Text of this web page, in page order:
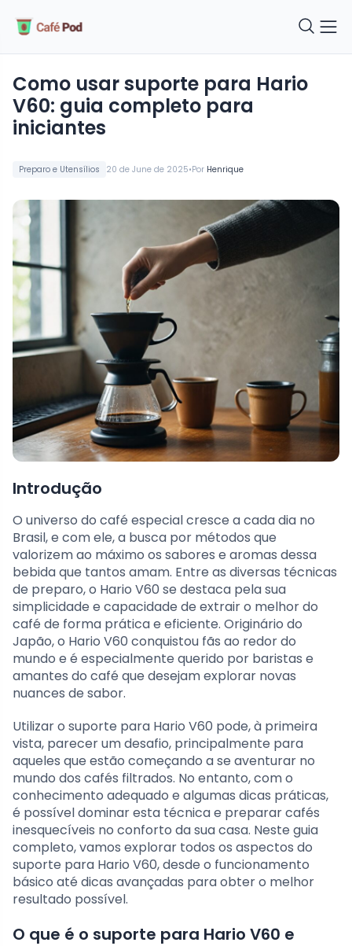
Preparo e Utensílios 20 de June de 2025•Por Henrique
como usar suporte para Hario
V60: guia completo para
iniciantes
Introdução
O universo do café especial cresce a cada dia no
Brasil, e com ele, a busca por métodos que
valorizem ao máximo os sabores e aromas dessa
bebida que tantos amam. Entre as diversas técnicas
de preparo, o Hario V60 se destaca pela sua
simplicidade e capacidade de extrair o melhor do
café de forma prática e eficiente. Originário do
Japão, o Hario V60 conquistou fãs ao redor do
mundo e é especialmente querido por baristas e
amantes do café que desejam explorar novas
nuances de sabor.
Utilizar o suporte para Hario V60 pode, à primeira
vista, parecer um desafio, principalmente para
aqueles que estão começando a se aventurar no
mundo dos cafés filtrados. No entanto, com o
conhecimento adequado e algumas dicas práticas,
é possível dominar esta técnica e preparar cafés
inesquecíveis no conforto da sua casa. Neste guia
completo, vamos explorar todos os aspectos do
suporte para Hario V60, desde o funcionamento
básico até dicas avançadas para obter o melhor
resultado possível.
O que é o suporte para Hario V60 e